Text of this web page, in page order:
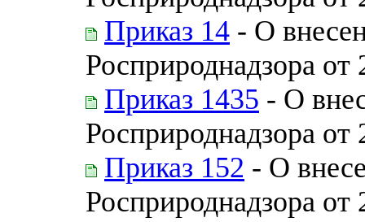
Приказ 14 - О
Росприроднадзора
Приказ 1435 - О
Росприроднадзора
Приказ 152 - О
Росприроднадзора